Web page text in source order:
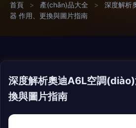
首頁 > 產(chǎn)品大全 >
深度解析
器 作用、更換與圖片指南
深度解析奧迪A6L空調
換與圖片指南